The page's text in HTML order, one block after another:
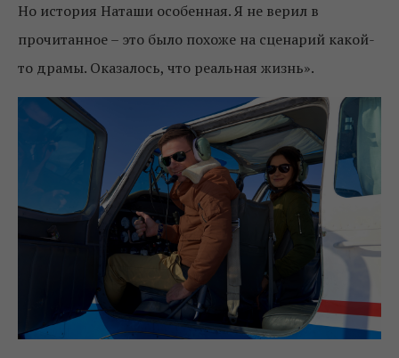
Но история Наташи особенная. Я не верил в
прочитанное – это было похоже на сценарий какой-
то драмы. Оказалось, что реальная жизнь».